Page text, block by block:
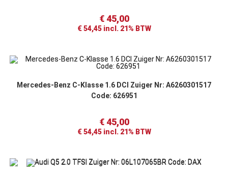
€45,00
€54,45incl. 21% BTW
Mercedes-Benz C-Klasse 1.6 DCI Zuiger Nr: A6260301517
Code: 626951
€45,00
€54,45incl. 21% BTW